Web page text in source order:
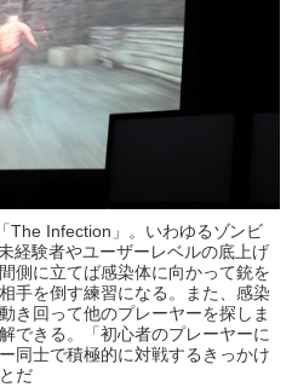
The Infection」。いわゆるゾンビ
経験者やユーザーレベルの底上げ
側に立てば感染体に向かって銃を
手を倒す練習になる。また、感染
き回って他のプレーヤーを探しま
できる。「初心者のプレーヤーに
同士で積極的に対戦するきっかけ
だ